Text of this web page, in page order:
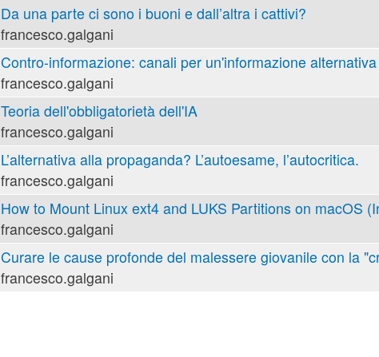
Da una parte ci sono i buoni e dall’altra i cattivi?
francesco.galgani
Contro-informazione: canali per un'informazione alternativa
francesco.galgani
Teoria dell'obbligatorietà dell'IA
francesco.galgani
L’alternativa alla propaganda? L’autoesame, l’autocritica.
francesco.galgani
How to Mount Linux ext4 and LUKS Partitions on macOS
francesco.galgani
Curare le cause profonde del malessere giovanile con la
francesco.galgani